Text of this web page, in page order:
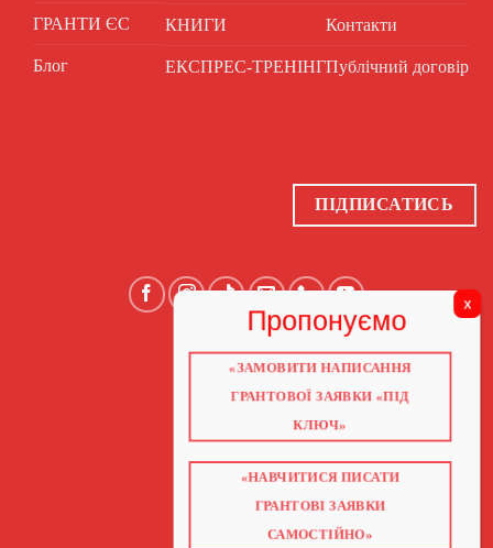
ГРАНТИ ЄС
Блог
КНИГИ
ЕКСПРЕС-ТРЕНІНГ
Контакти
Публічний договір
ПІДПИСАТИСЬ
ГОЛОВНА
ГРАНТИ 2026
НАВЧАННЯ
КНИГИ
ВІДЕО ПРО ГРАНТИ
«ЗАМОВИТИ НАПИСАННЯ
ГРАНТОВОЇ ЗАЯВКИ «ПІД
КЛЮЧ»
«НАВЧИТИСЯ ПИСАТИ
ГРАНТОВІ ЗАЯВКИ
САМОСТІЙНО»